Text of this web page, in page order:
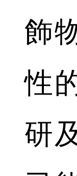
飾
性
研